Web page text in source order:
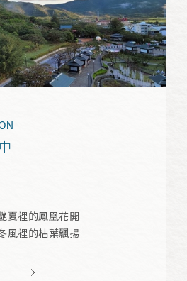
夏裡的鳳凰花開
風裡的枯葉飄揚